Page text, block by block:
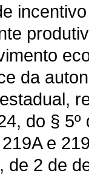
da
do §
e
de 2 de